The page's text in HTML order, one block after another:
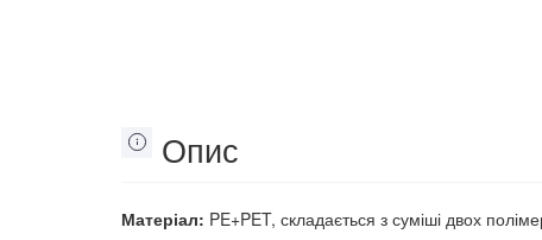
Опис
Матеріал: PE+PET, складається з суміші двох